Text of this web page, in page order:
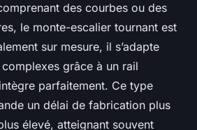
des courbes ou des
le monte-escalier tournant est
sur mesure, il s’adapte
grâce à un rail
parfaitement. Ce type
un délai de fabrication plus
élevé, atteignant souvent